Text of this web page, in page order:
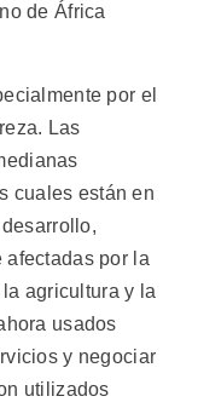
de África
por el
Las
cuales están en
afectadas por la
agricultura y la
usados
y negociar
utilizados